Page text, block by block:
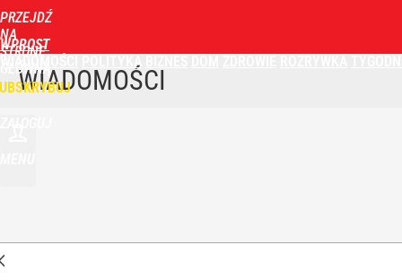
PRZEJDŹ
NA
STRONĘ
GŁÓWNĄ
WPROST
POLITYKA
WIADOMOŚCI